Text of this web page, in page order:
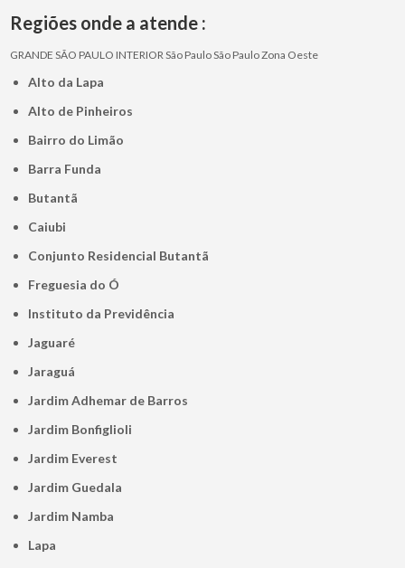
Regiões onde a atende :
GRANDE SÃO PAULO INTERIOR São PauloSão PauloZona Oeste
Alto da Lapa
Alto de Pinheiros
Bairro do Limão
Barra Funda
Butantã
Caiubi
Conjunto Residencial Butantã
Freguesia do Ó
Instituto da Previdência
Jaguaré
Jaraguá
Jardim Adhemar de Barros
Jardim Bonfiglioli
Jardim Everest
Jardim Guedala
Jardim Namba
Lapa